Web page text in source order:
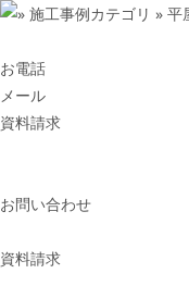
お電話
メール
資料請求
お問い合わせ
資料請求